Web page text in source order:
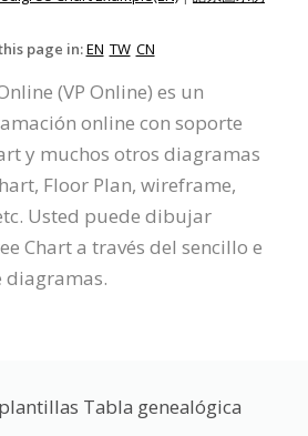
page in:EN TW CN
(VP Online) es un
online con soporte
y muchos otros diagramas
Floor Plan, wireframe,
Usted puede dibujar
Chart a través del sencillo e
Tabla genealógica